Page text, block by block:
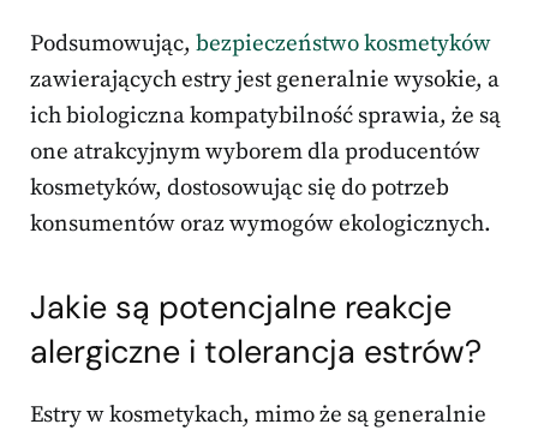
Podsumowując, bezpieczeństwo kosmetyków
zawierających estry jest generalnie wysokie, a
ich biologiczna kompatybilność sprawia, że są
one atrakcyjnym wyborem dla producentów
kosmetyków, dostosowując się do potrzeb
konsumentów oraz wymogów ekologicznych.
Jakie są potencjalne reakcje
alergiczne i tolerancja estrów?
Estry w kosmetykach, mimo że są generalnie